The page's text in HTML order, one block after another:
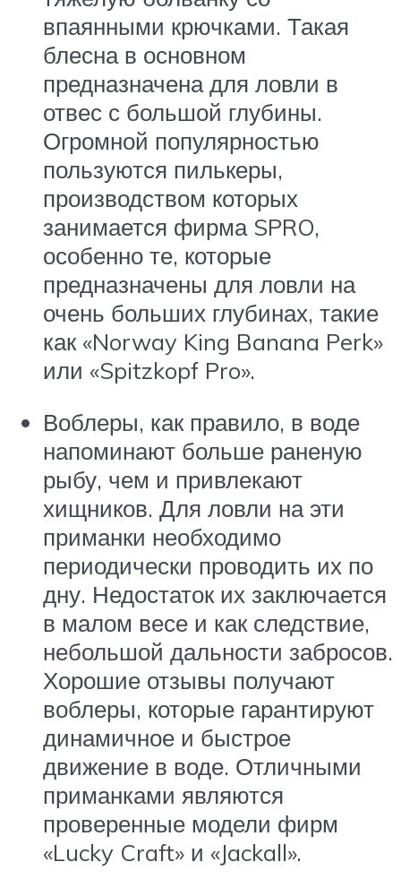
впаянными крючками. Такая
блесна в основном
предназначена для ловли в
отвес с большой глубины.
Огромной популярностью
пользуются пилькеры,
производством которых
занимается фирма SPRO,
особенно те, которые
предназначены для ловли на
очень больших глубинах, такие
как «Norway King Banana Perk»
или «Spitzkopf Pro».
Воблеры, как правило, в воде
напоминают больше раненую
рыбу, чем и привлекают
хищников. Для ловли на эти
приманки необходимо
периодически проводить их по
дну. Недостаток их заключается
в малом весе и как следствие,
небольшой дальности забросов.
Хорошие отзывы получают
воблеры, которые гарантируют
динамичное и быстрое
движение в воде. Отличными
приманками являются
проверенные модели фирм
«Lucky Craft» и «Jackall».